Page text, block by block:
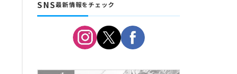
SNS最新情報をチェック